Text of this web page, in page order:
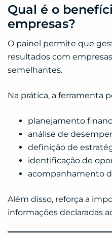
Qual é o
empresas?
O painel permite que
resultados com
semelhantes.
Na prática, a ferramenta
planejamento
análise de
definição de
identificação de
acompanhamento
Além disso, reforça a
informações declaradas